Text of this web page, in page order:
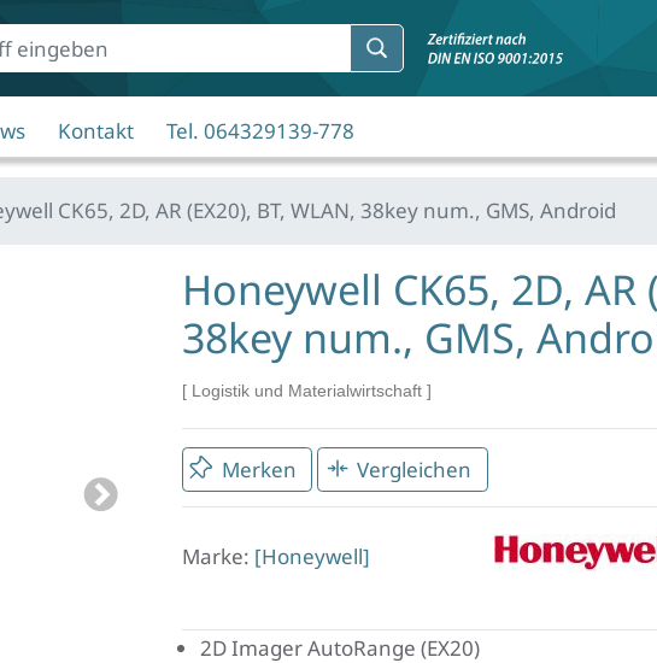
Kontakt Tel. 064329139-778
CK65, 2D, AR (EX20), BT, WLAN, 38key num., GMS, Android
Next
Honeywell CK65, 2D, AR
38key num., GMS,
Logistik und Materialwirtschaft
Merken Vergleichen
Marke: [Honeywell]
Honeywell
2D Imager AutoRange (EX20)